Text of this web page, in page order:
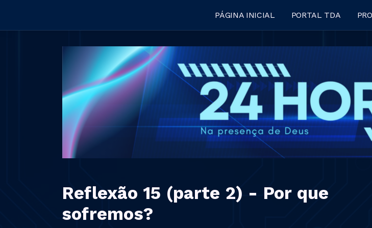
PÁGINA INICIAL PORTAL TDA
Reflexão 15 (parte 2) - Por que
sofremos?